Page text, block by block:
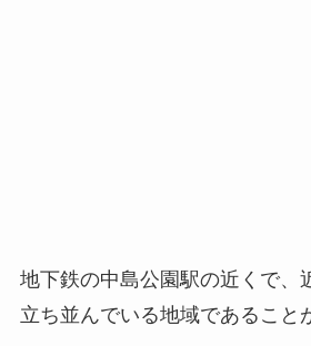
地下鉄の中島公園駅の近くで、
立ち並んでいる地域であること